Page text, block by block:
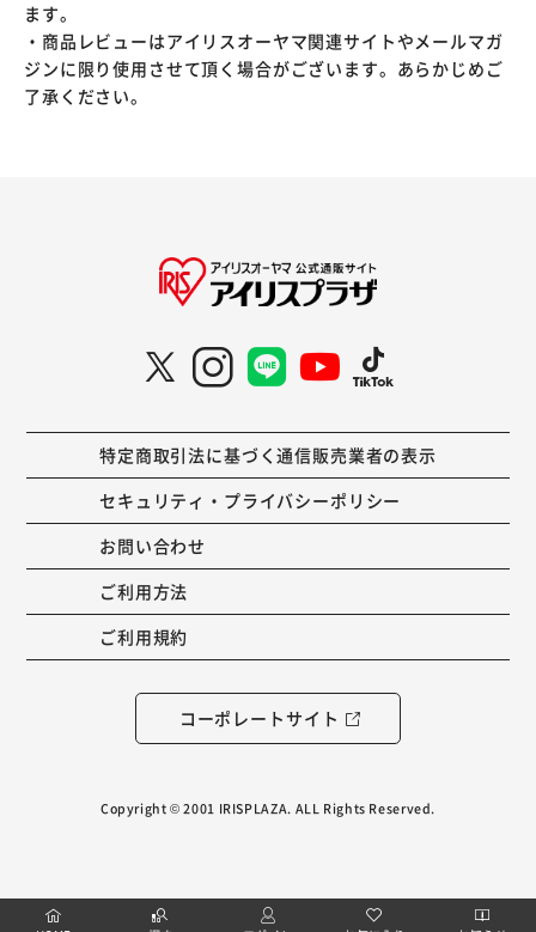
ます。
・商品レビューはアイリスオーヤマ関連サイトやメールマガ
ジンに限り使用させて頂く場合がございます。あらかじめご
了承ください。
特定商取引法に基づく通信販売業者の表示
セキュリティ・プライバシーポリシー
お問い合わせ
ご利用方法
ご利用規約
コーポレートサイト
Copyright © 2001 IRISPLAZA. ALL Rights Reserved.